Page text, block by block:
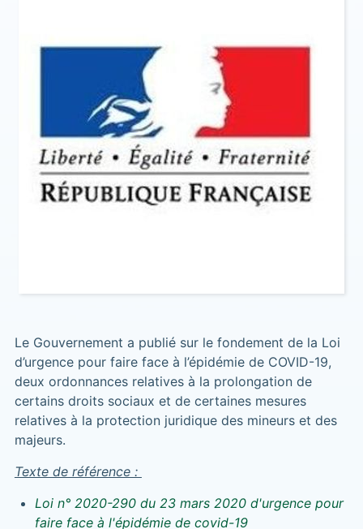
Le Gouvernement a publié sur le fondement de la Loi
d’urgence pour faire face à l’épidémie de COVID-19,
deux ordonnances relatives à la prolongation de
certains droits sociaux et de certaines mesures
relatives à la protection juridique des mineurs et des
majeurs.
Texte de référence :
Loi n° 2020-290 du 23 mars 2020 d'urgence pour
faire face à l'épidémie de covid-19